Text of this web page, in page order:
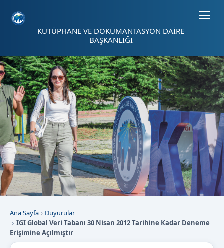
KÜTÜPHANE VE DOKÜMANTASYON DAİRE
BAŞKANLIĞI
Ana Sayfa
Duyurular
IGI Global Veri Tabanı 30 Nisan 2012 Tarihine Kadar Deneme
Erişimine Açılmıştır